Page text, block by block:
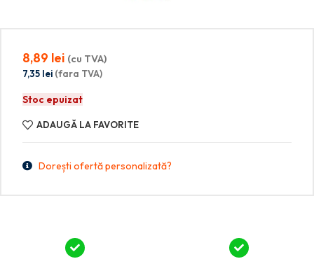
8,89 lei (cu TVA)
7,35 lei (fara TVA)
Stoc epuizat
ADAUGĂ LA FAVORITE
Dorești ofertă personalizată?